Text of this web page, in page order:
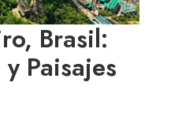
Brasil:
Paisajes